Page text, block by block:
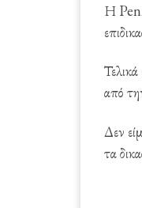
Η
από
Δεν
τα